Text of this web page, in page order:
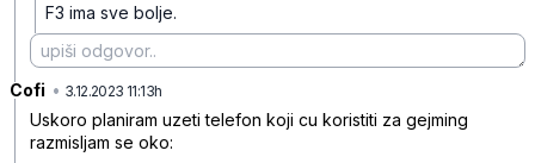
F3 ima sve bolje.
Cofi • 3.12.2023 11:13h
Uskoro planiram uzeti telefon koji cu koristiti za gejming
razmisljam se oko: